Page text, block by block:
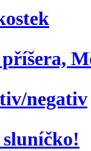
příšera,
negativ
sluníčko!